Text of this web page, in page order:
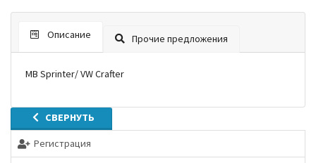
СВЕРНУТЬ
Регистрация
Описание Прочие предложения
MB Sprinter/ VW Crafter